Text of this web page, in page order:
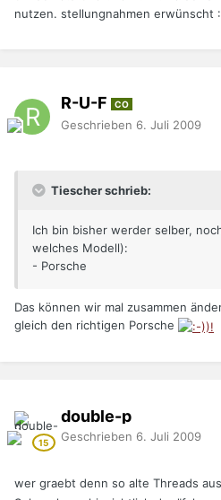
nutzen. stellungnahmen erwünscht
R-U-F CO
Geschrieben 6. Juli 2009
Tiescher schrieb:
Ich bin bisher werder selber,
welches Modell):
- Porsche
Das können wir mal zusammen
gleich den richtigen Porsche
double-p
Geschrieben 6. Juli 2009
wer graebt denn so alte Threads